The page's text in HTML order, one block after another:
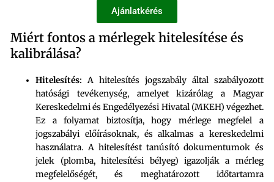
Ajánlatkérés
Miért fontos a mérlegek hitelesítése és
kalibrálása?
Hitelesítés: A hitelesítés jogszabály által szabályozott
hatósági tevékenység, amelyet kizárólag a Magyar
Kereskedelmi és Engedélyezési Hivatal (MKEH) végezhet.
Ez a folyamat biztosítja, hogy mérlege megfelel a
jogszabályi előírásoknak, és alkalmas a kereskedelmi
használatra. A hitelesítést tanúsító dokumentumok és
jelek (plomba, hitelesítési bélyeg) igazolják a mérleg
megfelelőségét, és meghatározott időtartamra